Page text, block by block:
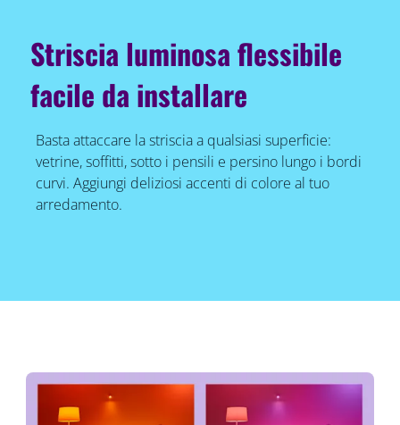
Striscia luminosa flessibile
facile da installare
Basta attaccare la striscia a qualsiasi superficie:
vetrine, soffitti, sotto i pensili e persino lungo i bordi
curvi. Aggiungi deliziosi accenti di colore al tuo
arredamento.